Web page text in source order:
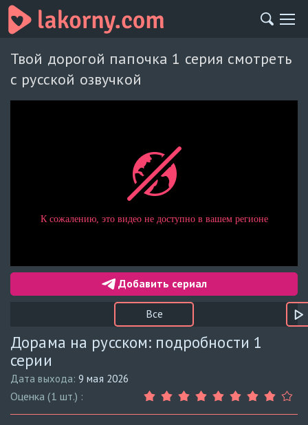
Твой дорогой папочка 1 серия смотреть
с русской озвучкой
Добавить сериал
Все
Дорама на русском: подробности 1
серии
Дата выхода:9 мая 2026
Оценка (1 шт.) :